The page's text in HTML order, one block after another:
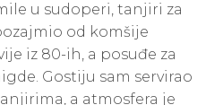
u sudoperi, tanjiri za
od komšije
iz 80-ih, a posuđe za
Gostiju sam servirao
a atmosfera je